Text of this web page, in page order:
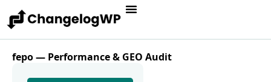
fepo — Performance & GEO Audit